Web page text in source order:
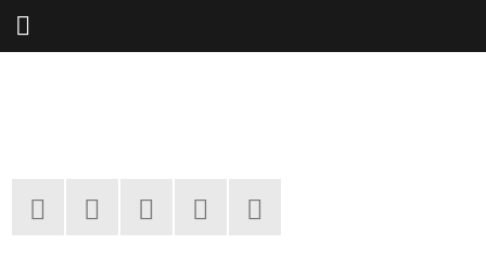
Pular
para